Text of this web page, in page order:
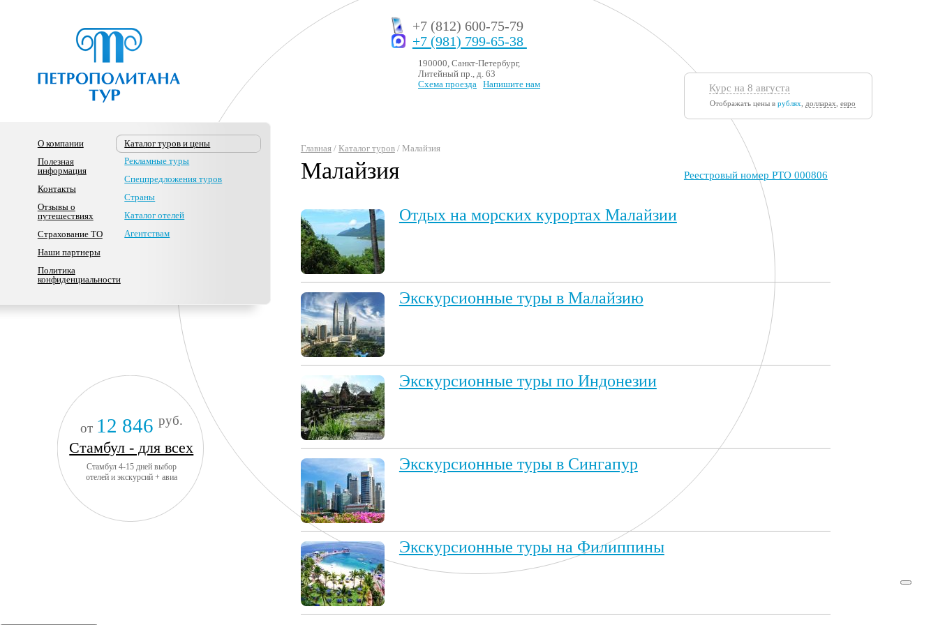
+7 (812) 600-75-79
+7 (981) 799-65-38
190000, Санкт-Петербург,
Литейный пр., д. 63
Схема проезда
Напишите нам Курс на 8 августа
Отображать цены в рублях долларах евро
О компании
Полезная
информация
Контакты
Отзывы о
путешествиях
Страхование ТО
Наши партнеры
Политика
конфиденциальности
Каталог туров и цены
Рекламные туры
Спецпредложения туров
Страны
Каталог отелей
Агентствам
от 12 846 руб.
Стамбул - для всех
Стамбул 4-15 дней выбор
отелей и экскурсий + авиа
Реестровый номер РТО 000806
Главная/ Каталог туров/ Малайзия
Малайзия
Отдых на морских курортах Малайзии
Экскурсионные туры в Малайзию
Экскурсионные туры по Индонезии
Экскурсионные туры в Сингапур
Экскурсионные туры на Филиппины